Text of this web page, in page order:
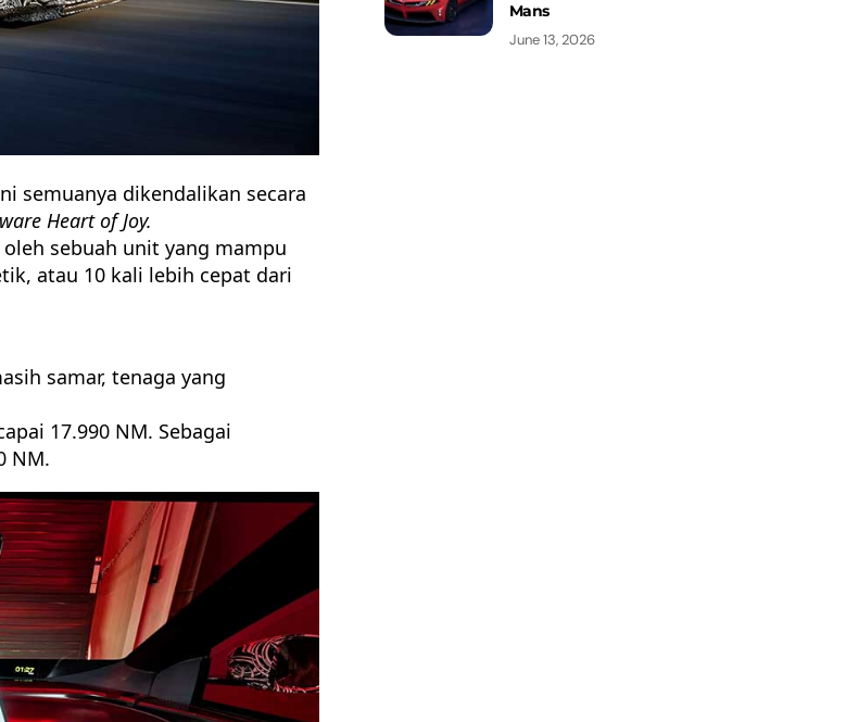
semuanya dikendalikan secara
Heart of Joy.
sebuah unit yang mampu
atau 10 kali lebih cepat dari
samar, tenaga yang
17.990 NM. Sebagai
NM.
Mans
June 13, 2026